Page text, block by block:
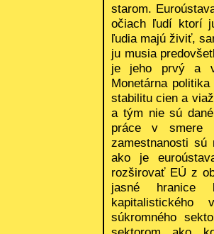
starom.
očiach ľudí ktorí
ľudia majú živiť,
ju musia
je jeho prvý a
Monetárna
stabilitu cien a
a tým nie sú
práce v smere
zamestnanosti
ako je
rozširovať EÚ z
jasné hranice
kapitalistického
súkromného